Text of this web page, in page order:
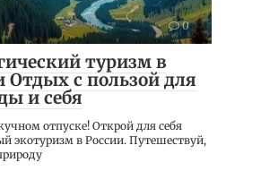
0
туризм в
Отдых с пользой для
и себя
отпуске! Открой для себя
экотуризм в России. Путешествуй,